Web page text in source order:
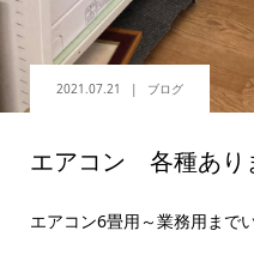
2021.07.21 ブログ
エアコン 各種あり
エアコン6畳用～業務用まで